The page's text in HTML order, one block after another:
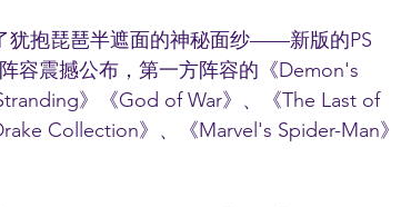
犹抱琵琶半遮面的神秘面纱——新版的PS
容震撼公布，第一方阵容的《Demon's
》《God of War》、《The Last of
Collection》、《Marvel's Spider-Man》